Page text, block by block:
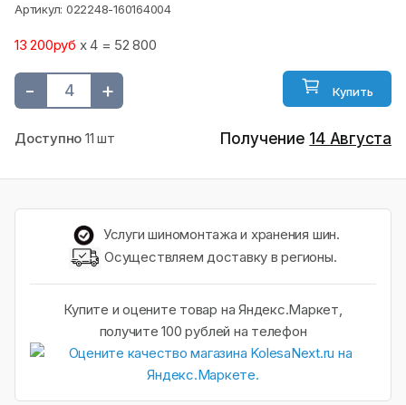
Артикул: 022248-160164004
13 200руб x 4 = 52 800
- + Купить
Доступно 11 шт Получение 14 Августа
Услуги шиномонтажа и хранения шин.
Осуществляем доставку в регионы.
Купите и оцените товар на Яндекс.Маркет,
получите 100 рублей на телефон